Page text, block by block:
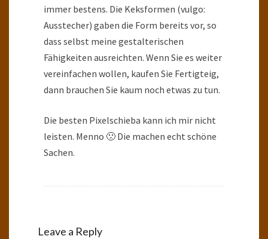
immer bestens. Die Keksformen (vulgo:
Ausstecher) gaben die Form bereits vor, so
dass selbst meine gestalterischen
Fähigkeiten ausreichten. Wenn Sie es weiter
vereinfachen wollen, kaufen Sie Fertigteig,
dann brauchen Sie kaum noch etwas zu tun.
Die besten Pixelschieba kann ich mir nicht
leisten. Menno 🙁 Die machen echt schöne
Sachen.
Leave a Reply